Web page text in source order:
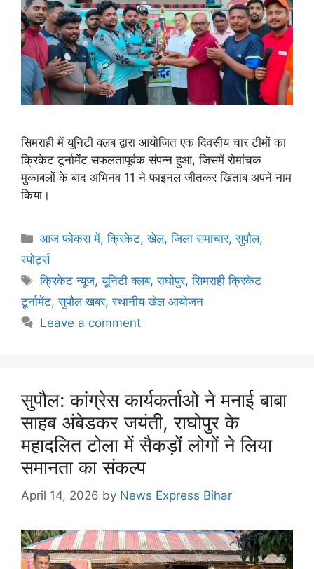
सिमराही में यूनिटी क्लब द्वारा आयोजित एक दिवसीय चार टीमों का
क्रिकेट टूर्नामेंट सफलतापूर्वक संपन्न हुआ, जिसमें रोमांचक
मुकाबलों के बाद अभिनव 11 ने फाइनल जीतकर खिताब अपने नाम
किया।
आज फोकस में,क्रिकेट,खेल,जिला समाचार,सुपौल,
स्पोर्ट्स
क्रिकेट न्यूज,यूनिटी क्लब,राघोपुर,सिमराही क्रिकेट
टूर्नामेंट,सुपौल खबर,स्थानीय खेल आयोजन
Leave a comment
सुपौल: कांग्रेस कार्यकर्ताओ ने मनाई बाबा
साहब अंबेडकर जयंती, राघोपुर के
महादलित टोला में सैकड़ों लोगों ने लिया
समानता का संकल्प
April 14, 2026 by News Express Bihar